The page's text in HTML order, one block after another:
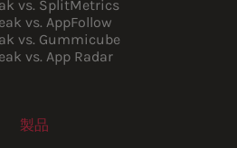
vs. SplitMetrics
vs. AppFollow
vs. Gummicube
vs. App Radar
製品